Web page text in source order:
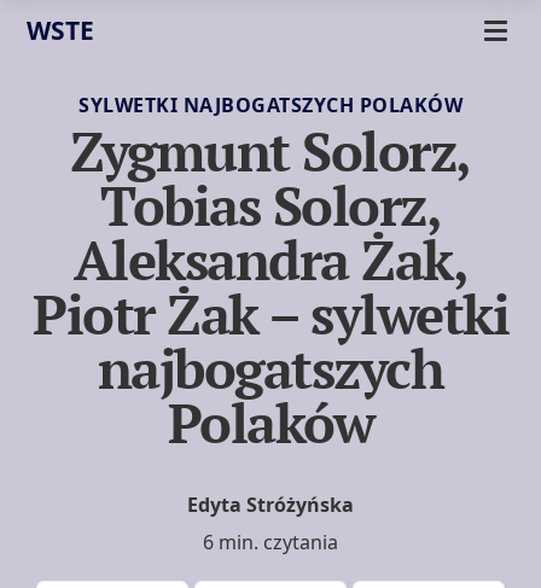
WSTE
SYLWETKI NAJBOGATSZYCH POLAKÓW
Zygmunt Solorz,
Tobias Solorz,
Aleksandra Żak,
Piotr Żak – sylwetki
najbogatszych
Polaków
Edyta Stróżyńska
6 min. czytania